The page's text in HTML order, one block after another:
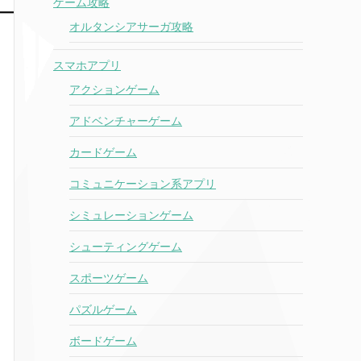
オルタンシアサーガ攻略
スマホアプリ
アクションゲーム
アドベンチャーゲーム
カードゲーム
コミュニケーション系アプリ
シミュレーションゲーム
シューティングゲーム
スポーツゲーム
パズルゲーム
ボードゲーム